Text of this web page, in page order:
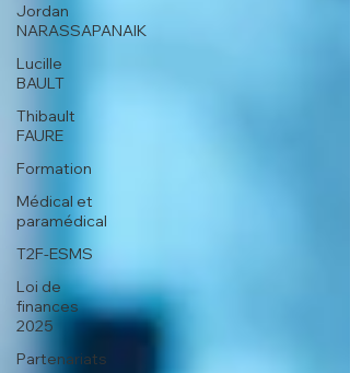
Jordan
NARASSAPANAIK
Lucille
BAULT
Thibault
FAURE
Formation
Médical et
paramédical
T2F-ESMS
Loi de
finances
2025
Partenariats